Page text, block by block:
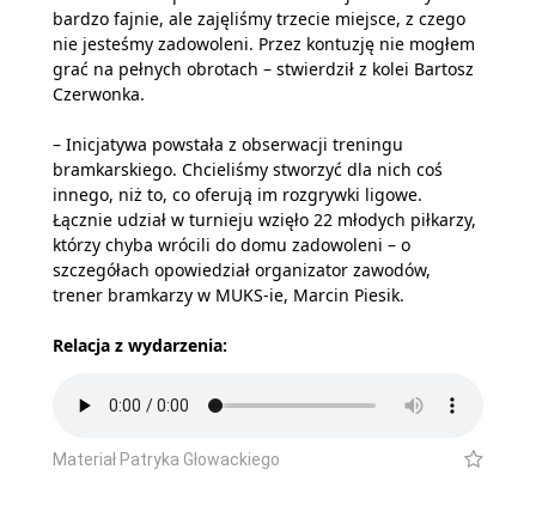
bardzo fajnie, ale zajęliśmy trzecie miejsce, z czego
nie jesteśmy zadowoleni. Przez kontuzję nie mogłem
grać na pełnych obrotach – stwierdził z kolei Bartosz
Czerwonka.
– Inicjatywa powstała z obserwacji treningu
bramkarskiego. Chcieliśmy stworzyć dla nich coś
innego, niż to, co oferują im rozgrywki ligowe.
Łącznie udział w turnieju wzięło 22 młodych piłkarzy,
którzy chyba wrócili do domu zadowoleni – o
szczegółach opowiedział organizator zawodów,
trener bramkarzy w MUKS-ie, Marcin Piesik.
Relacja z wydarzenia:
Materiał Patryka Głowackiego